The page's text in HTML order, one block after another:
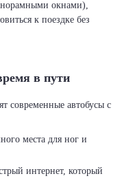
окнами),
к поездке без
в пути
современные автобусы с
места для ног и
интернет, который